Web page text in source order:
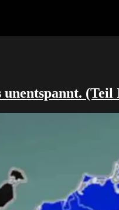
unentspannt. (Teil